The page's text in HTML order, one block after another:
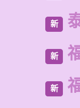
新
新
新